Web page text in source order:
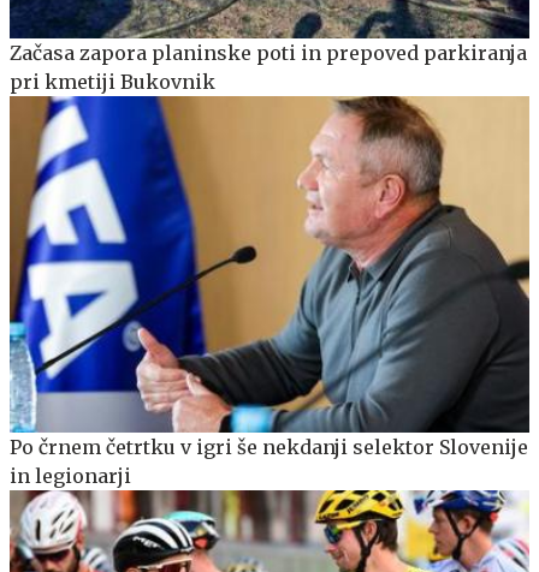
Začasa zapora planinske poti in prepoved parkiranja
pri kmetiji Bukovnik
Po črnem četrtku v igri še nekdanji selektor Slovenije
in legionarji